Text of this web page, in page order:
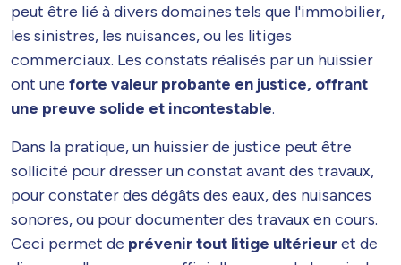
peut être lié à divers domaines tels que l'immobilier,
les sinistres, les nuisances, ou les litiges
commerciaux. Les constats réalisés par un huissier
ont une forte valeur probante en justice, offrant
une preuve solide et incontestable.
Dans la pratique, un huissier de justice peut être
sollicité pour dresser un constat avant des travaux,
pour constater des dégâts des eaux, des nuisances
sonores, ou pour documenter des travaux en cours.
Ceci permet de prévenir tout litige ultérieuret de